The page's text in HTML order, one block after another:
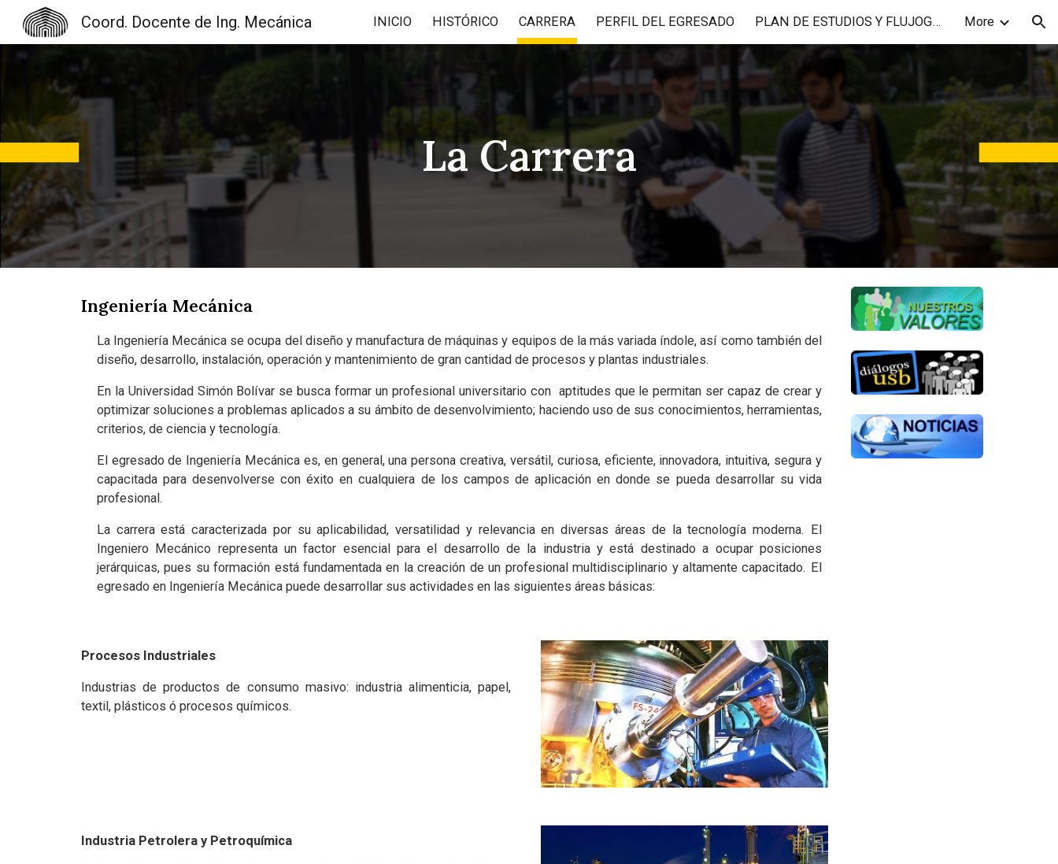
Skip to main content Skip to navigation
Coord. Docente de Ing. Mecánica INICIO HISTÓRICO CARRERA PERFIL DEL EGRESADO PLAN DE ESTUDIOS Y FLUJOGRAMAS More
La Carrera
Ingeniería Mecánica
La Ingeniería Mecánica se ocupa del diseño y manufactura de máquinas y equipos de la más variada índole, así como también del
diseño, desarrollo, instalación, operación y mantenimiento de gran cantidad de procesos y plantas industriales.
En la Universidad Simón Bolívar se busca formar un profesional universitario con aptitudes que le permitan ser capaz de crear y
optimizar soluciones a problemas aplicados a su ámbito de desenvolvimiento; haciendo uso de sus conocimientos, herramientas,
criterios, de ciencia y tecnología.
El egresado de Ingeniería Mecánica es, en general, una persona creativa, versátil, curiosa, eficiente, innovadora, intuitiva, segura y
capacitada para desenvolverse con éxito en cualquiera de los campos de aplicación en donde se pueda desarrollar su vida
profesional.
La carrera está caracterizada por su aplicabilidad, versatilidad y relevancia en diversas áreas de la tecnología moderna. El
Ingeniero Mecánico representa un factor esencial para el desarrollo de la industria y está destinado a ocupar posiciones
jerárquicas, pues su formación está fundamentada en la creación de un profesional multidisciplinario y altamente capacitado. El
egresado en Ingeniería Mecánica puede desarrollar sus actividades en las siguientes áreas básicas:
Procesos Industriales
Industrias de productos de consumo masivo: industria alimenticia, papel,
textil, plásticos ó procesos químicos.
Industria Petrolera y Petroquímica